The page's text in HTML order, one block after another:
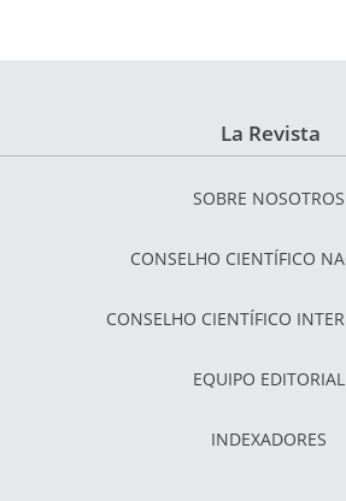
La Revista
SOBRE NOSOTROS
CONSELHO CIENTÍFICO
CONSELHO CIENTÍFICO
EQUIPO EDITORIAL
INDEXADORES